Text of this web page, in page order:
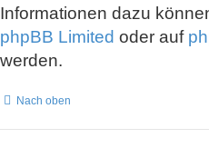
Informationen dazu
phpBB Limited oder auf
werden.
Nach oben